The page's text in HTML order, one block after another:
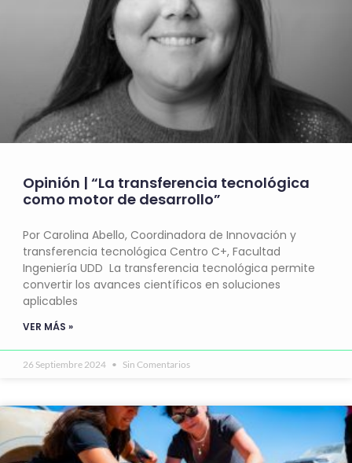
Opinión | “La transferencia tecnológica
como motor de desarrollo”
Por Carolina Abello, Coordinadora de Innovación y
transferencia tecnológica Centro C+, Facultad
Ingeniería UDD La transferencia tecnológica permite
convertir los avances científicos en soluciones
aplicables
VER MÁS »
26 Septiembre 2024 Sin Comentarios